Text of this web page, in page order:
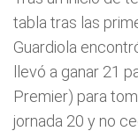
tabla tras las
Guardiola
llevó a ganar 21
Premier) para
jornada 20 y no